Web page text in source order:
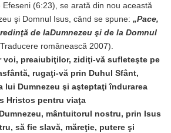
Efeseni (6:23), se arată din nou această
şi Domnul Isus, când se spune: „Pace,
de laDumnezeu şi de la Domnul
românească 2007).
voi, preaiubiţilor, zidiţi-vă sufleteşte pe
rugaţi-vă prin Duhul Sfânt,
lui Dumnezeu şi aşteptaţi îndurarea
Hristos pentru viaţa
mântuitorul nostru, prin Isus
să fie slavă, măreţie, putere şi